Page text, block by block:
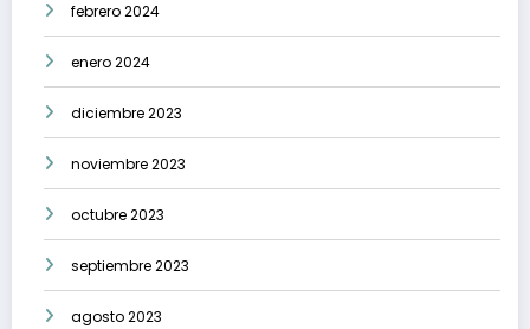
febrero 2024
enero 2024
diciembre 2023
noviembre 2023
octubre 2023
septiembre 2023
agosto 2023